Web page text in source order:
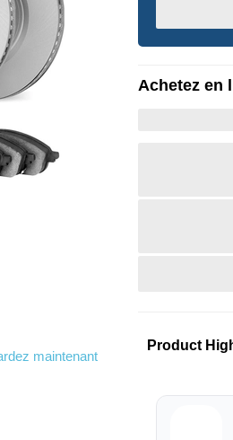
maintenant
Achetez en
Product